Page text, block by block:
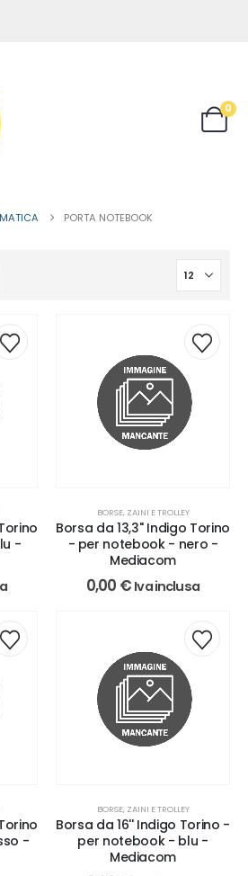
0
PORTA NOTEBOOK
-
BORSE, ZAINI E TROLLEY
Borsa da 13,3'' Indigo Torino
- per notebook - nero -
Mediacom
0,00 € Iva inclusa
-
BORSE, ZAINI E TROLLEY
Borsa da 16'' Indigo Torino -
per notebook - blu -
Mediacom